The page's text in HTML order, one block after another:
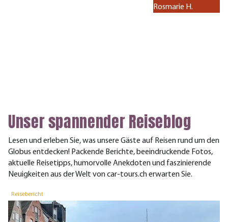
Rosmarie H.
Unser spannender Reiseblog
Lesen und erleben Sie, was unsere Gäste auf Reisen rund um den
Globus entdecken! Packende Berichte, beeindruckende Fotos,
aktuelle Reisetipps, humorvolle Anekdoten und faszinierende
Neuigkeiten aus der Welt von car-tours.ch erwarten Sie.
Reisebericht